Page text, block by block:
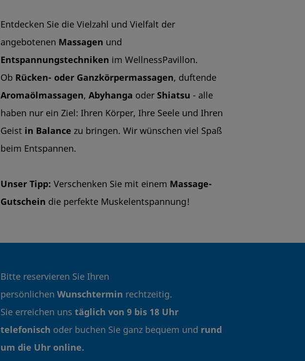
Entdecken Sie die Vielzahl und Vielfalt der
angebotenen Massagen und
Entspannungstechniken im WellnessPavillon.
Ob Rücken- oder Ganzkörpermassagen, duftende
Aromaölmassagen, Abyhanga oder Shiatsu - alle
haben nur ein Ziel: Ihren Körper, Ihre Seele und Ihren
Geist in Balance zu bringen. Wir wünschen viel Spaß
beim Entspannen.
Unser Tipp: Verschenken Sie mit einem Massage-
Gutschein die perfekte Muskelentspannung!
Bitte reservieren Sie Ihren
persönlichen Wunschtermin rechtzeitig.
Sie erreichen uns täglich von 9 bis 18 Uhr
telefonisch oder buchen Sie ganz bequem und rund
um die Uhr online.